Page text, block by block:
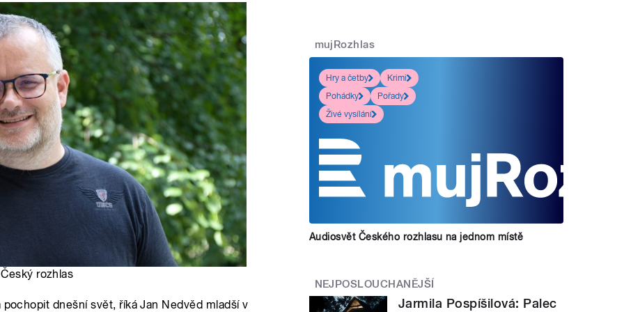
rozhlas
dnešní svět, říká Jan Nedvěd mladší v
mujRozhlas
Hry a četby
Krimi
Pohádky
Pořady
Živé vysílání
Audiosvět Českého rozhlasu na jednom místě
NEJPOSLOUCHANĚJŠÍ
Jarmila Pospíšilová: Palec